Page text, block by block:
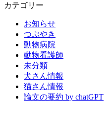
カテゴリー
お知らせ
つぶやき
動物病院
動物看護師
未分類
犬さん情報
猫さん情報
論文の要約 by chatGPT